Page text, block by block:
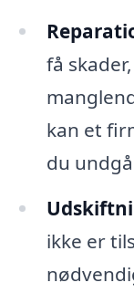
få
kan et
du
ikke er